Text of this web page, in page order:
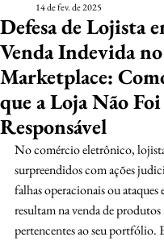
Defesa de Lojista
Venda Indevida no
Marketplace:
que a Loja Não Foi
Responsável
14 de fev. de 2025
No comércio eletrônico,
surpreendidos com ações
falhas operacionais ou ataques
resultam na venda de produtos
pertencentes ao seu portfólio.